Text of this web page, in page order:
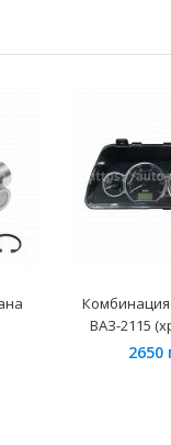
ВАЗ-2115
2650